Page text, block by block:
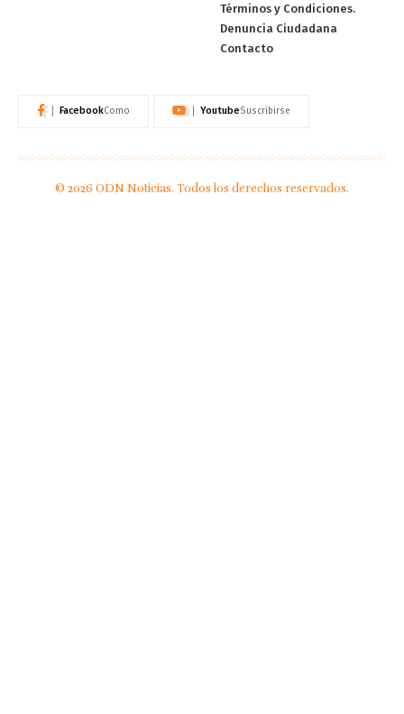
Términos y Condiciones.
Denuncia Ciudadana
Contacto
FacebookComo YoutubeSuscribirse
© 2026 ODN Noticias. Todos los derechos reservados.